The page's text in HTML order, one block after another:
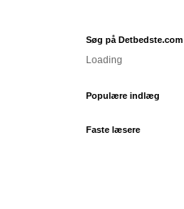
Søg på Detbedste.com
Loading
Populære indlæg
Faste læsere